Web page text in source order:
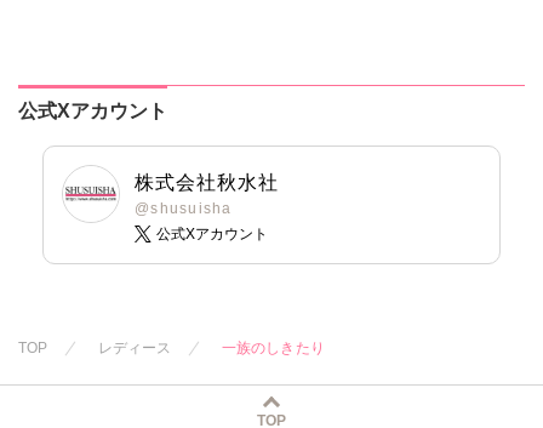
公式Xアカウント
株式会社秋水社
@shusuisha
公式Xアカウント
TOP レディース 一族のしきたり
TOP